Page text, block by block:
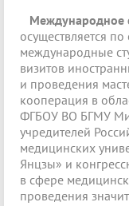
Международное
осуществляется
международные
визитов
и проведения
кооперация в
ФГБОУ ВО БГМУ
учредителей
медицинских
Янцзы» и
в сфере
проведения